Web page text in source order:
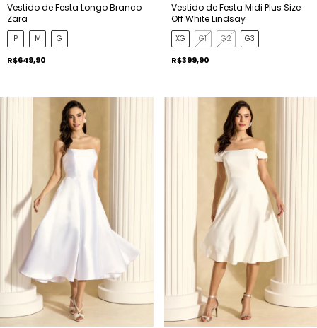
Vestido de Festa Longo Branco
Zara
P M G
R$649,90
Vestido de Festa Midi Plus Size
Off White Lindsay
XG G1 G2 G3
R$399,90